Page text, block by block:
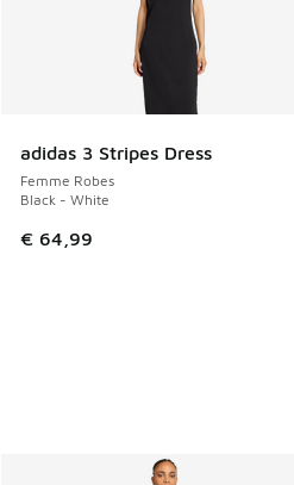
adidas 3 Stripes Dress
Femme Robes
Black - White
€ 64,99